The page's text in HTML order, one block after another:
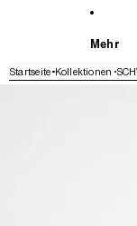
Mehr
Startseite Kollektionen
WEITER ZU DEN